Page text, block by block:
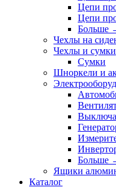
Цепи
Цепи
Больше
Чехлы на
Чехлы и сумки
Сумки
Шноркели и
Больше
Ящики
Каталог